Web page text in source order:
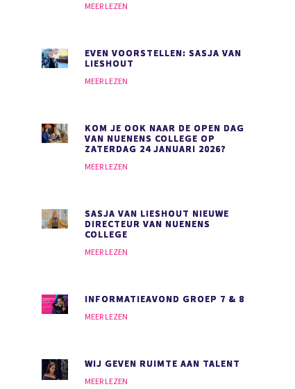
MEER LEZEN
EVEN VOORSTELLEN: SASJA VAN
LIESHOUT
MEER LEZEN
KOM JE OOK NAAR DE OPEN DAG
VAN NUENENS COLLEGE OP
ZATERDAG 24 JANUARI 2026?
MEER LEZEN
SASJA VAN LIESHOUT NIEUWE
DIRECTEUR VAN NUENENS
COLLEGE
MEER LEZEN
INFORMATIEAVOND GROEP 7 & 8
MEER LEZEN
WIJ GEVEN RUIMTE AAN TALENT
MEER LEZEN